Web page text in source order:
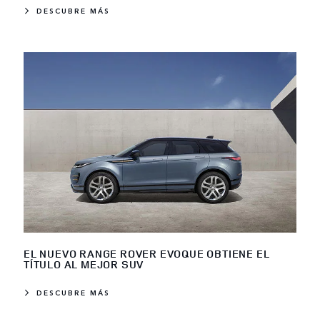
DESCUBRE MÁS
EL NUEVO RANGE ROVER EVOQUE OBTIENE EL
TÍTULO AL MEJOR SUV
DESCUBRE MÁS